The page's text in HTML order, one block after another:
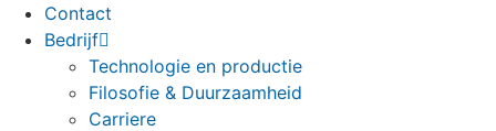
Contact
Bedrijf
Technologie en productie
Filosofie & Duurzaamheid
Carriere